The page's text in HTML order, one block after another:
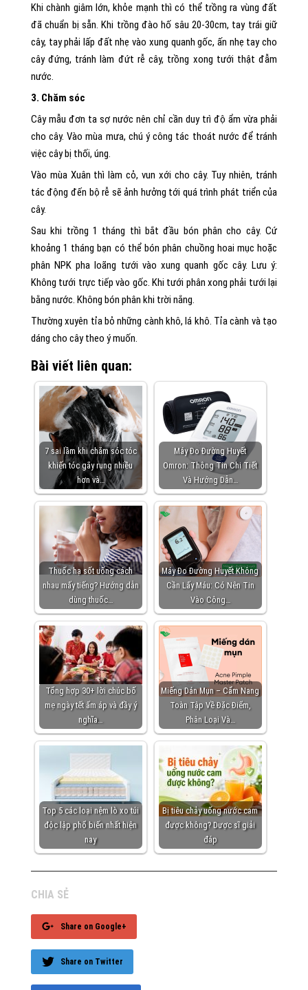
Khi chành giâm lớn, khỏe mạnh thì có thể trồng ra vùng đất
đã chuẩn bị sẵn. Khi trồng đào hố sâu 20-30cm, tay trái giữ
cây, tay phải lấp đất nhẹ vào xung quanh gốc, ấn nhẹ tay cho
cây đứng, tránh làm đứt rễ cây, trồng xong tưới thật đẫm
nước.
3. Chăm sóc
Cây mẫu đơn ta sợ nước nên chỉ cần duy trì độ ẩm vừa phải
cho cây. Vào mùa mưa, chú ý công tác thoát nước để tránh
việc cây bị thối, úng.
Vào mùa Xuân thì làm cỏ, vun xới cho cây. Tuy nhiên, tránh
tác động đến bộ rễ sẽ ảnh hưởng tới quá trình phát triển của
cây.
Sau khi trồng 1 tháng thì bắt đầu bón phân cho cây. Cứ
khoảng 1 tháng bạn có thể bón phân chuồng hoai mục hoặc
phân NPK pha loãng tưới vào xung quanh gốc cây. Lưu ý:
Không tưới trực tiếp vào gốc. Khi tưới phân xong phải tưới lại
bằng nước. Không bón phân khi trời nắng.
Thường xuyên tỉa bỏ những cành khô, lá khô. Tỉa cành và tạo
dáng cho cây theo ý muốn.
Bài viết liên quan:
7 sai lầm khi chăm sóc tóc
khiến tóc gãy rụng nhiều
hơn và…
Máy Đo Đường Huyết
Omron: Thông Tin Chi Tiết
Và Hướng Dẫn…
Thuốc hạ sốt uống cách
nhau mấy tiếng? Hướng dẫn
dùng thuốc…
Máy Đo Đường Huyết Không
Cần Lấy Máu: Có Nên Tin
Vào Công…
Tổng hợp 30+ lời chúc bố
mẹ ngày tết ấm áp và đầy ý
nghĩa…
Miếng Dán Mụn – Cẩm Nang
Toàn Tập Về Đặc Điểm,
Phân Loại Và…
Top 5 các loại nệm lò xo túi
độc lập phổ biến nhất hiện
nay
Bị tiêu chảy uống nước cam
được không? Dược sĩ giải
đáp
CHIA SẺ
Share on Google+
Share on Twitter